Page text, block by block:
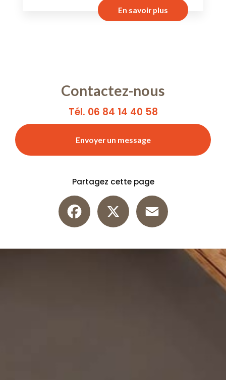
En savoir plus
Contactez-nous
Tél. 06 84 14 40 58
Envoyer un message
Partagez cette page
Facebook